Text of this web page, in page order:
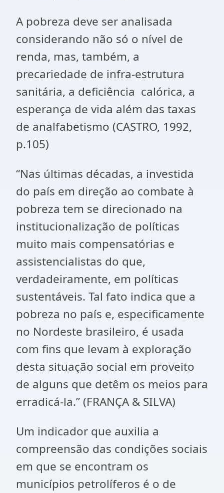
A pobreza deve ser analisada
considerando não só o nível de
renda, mas, também, a
precariedade de infra-estrutura
sanitária, a deficiência calórica, a
esperança de vida além das taxas
de analfabetismo (CASTRO, 1992,
p.105)
“Nas últimas décadas, a investida
do país em direção ao combate à
pobreza tem se direcionado na
institucionalização de políticas
muito mais compensatórias e
assistencialistas do que,
verdadeiramente, em políticas
sustentáveis. Tal fato indica que a
pobreza no país e, especificamente
no Nordeste brasileiro, é usada
com fins que levam à exploração
desta situação social em proveito
de alguns que detêm os meios para
erradicá-la.” (FRANÇA & SILVA)
Um indicador que auxilia a
compreensão das condições sociais
em que se encontram os
municípios petrolíferos é o de